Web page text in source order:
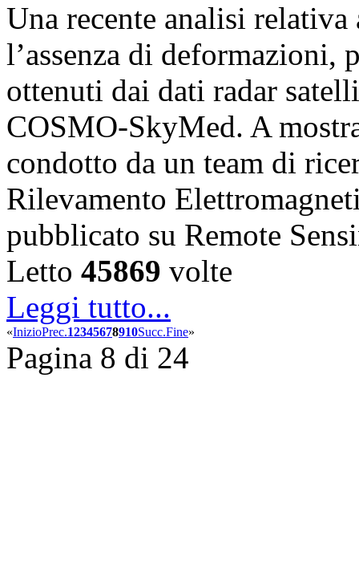
Una recente analisi
l’assenza di
ottenuti dai dati radar
COSMO-SkyMed. A
condotto da un team di
Rilevamento
pubblicato su Remote
Letto 45869 volte
Leggi tutto...
«InizioPrec.12345678910Succ.Fine»
Pagina 8 di 24